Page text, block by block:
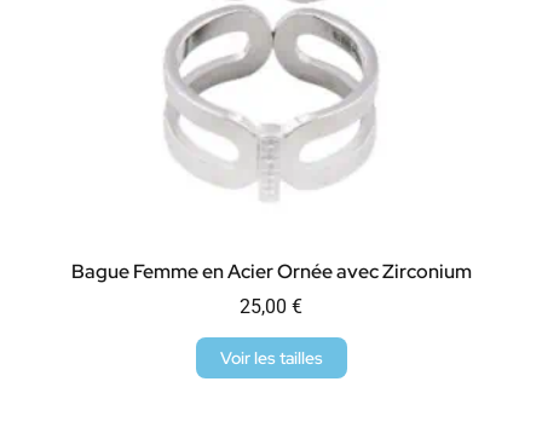
Bague Femme en Acier Ornée avec Zirconium
25,00 €
Voir les tailles